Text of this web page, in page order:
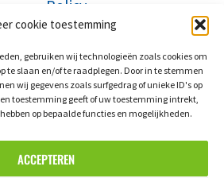
cookie toestemming
gebruiken wij technologieën zoals cookies om
te slaan en/of te raadplegen. Door in te stemmen
wij gegevens zoals surfgedrag of unieke ID's op
toestemming geeft of uw toestemming intrekt,
op bepaalde functies en mogelijkheden.
ACCEPTEREN
Policy
Privacybeleid
Cookiebeleid